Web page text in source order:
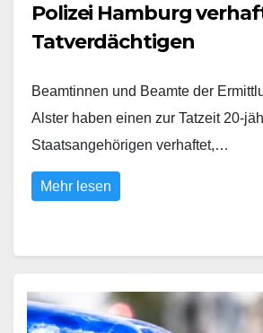
Polizei Hamburg
Tatverdächtigen
Beamtinnen und Beamte der
Alster haben einen zur Tatzeit 20-
Staatsangehörigen verhaftet,…
Mehr lesen